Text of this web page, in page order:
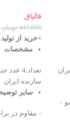
-
قالپاق
443,000 تومان
>خرید از
مشخصات
سازنده:ایران
سایر
- مقاوم در